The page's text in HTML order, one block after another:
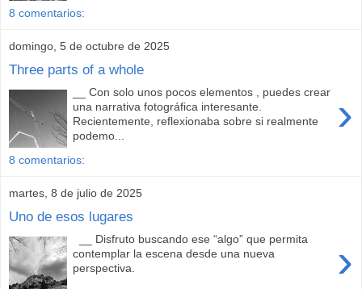
8 comentarios:
domingo, 5 de octubre de 2025
Three parts of a whole
›
__ Con solo unos pocos elementos , puedes crear
una narrativa fotográfica interesante.
Recientemente, reflexionaba sobre si realmente
podemo...
8 comentarios:
martes, 8 de julio de 2025
Uno de esos lugares
›
__ Disfruto buscando ese “algo” que permita
contemplar la escena desde una nueva
perspectiva.